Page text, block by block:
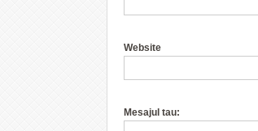
Website
Mesajul tau: